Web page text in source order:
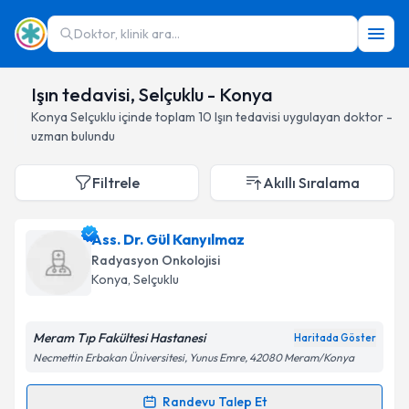
Doktor, klinik ara...
Işın tedavisi, Selçuklu - Konya
Konya Selçuklu içinde toplam 10 Işın tedavisi uygulayan doktor -
uzman bulundu
Filtrele Akıllı Sıralama
Ass. Dr. Gül Kanyılmaz
Radyasyon Onkolojisi
Konya, Selçuklu
Meram Tıp Fakültesi Hastanesi Haritada Göster
Necmettin Erbakan Üniversitesi, Yunus Emre, 42080 Meram/Konya
Randevu Talep Et